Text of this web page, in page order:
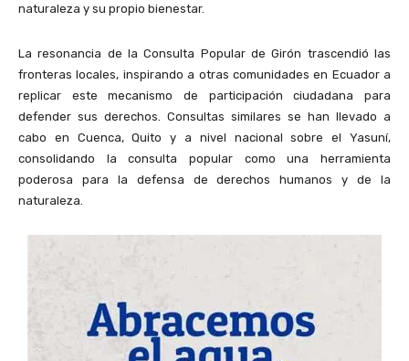
naturaleza y su propio bienestar.
La resonancia de la Consulta Popular de Girón trascendió las
fronteras locales, inspirando a otras comunidades en Ecuador a
replicar este mecanismo de participación ciudadana para
defender sus derechos. Consultas similares se han llevado a
cabo en Cuenca, Quito y a nivel nacional sobre el Yasuní,
consolidando la consulta popular como una herramienta
poderosa para la defensa de derechos humanos y de la
naturaleza.